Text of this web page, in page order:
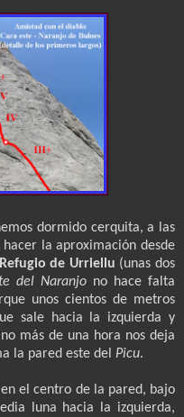
dormido cerquita, a las
la aproximación desde
Refugio de Urriellu (unas dos
del Naranjono hace falta
unos cientos de metros
sale hacia la izquierda y
más de una hora nos deja
la pared este del Picu.
el centro de la pared, bajo
luna hacia la izquierda,